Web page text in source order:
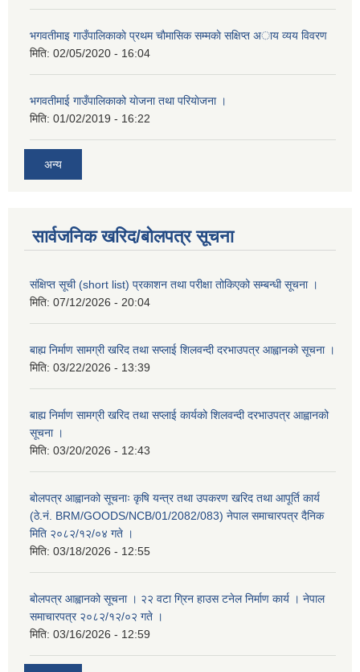
भगवतीमाइ गाउँपालिकाकाे प्रथम चाैमासिक सम्मकाे सक्षिप्त अाय व्यय विवरण
मिति: 02/05/2020 - 16:04
भगवतीमाई गाउँपालिकाको याेजना तथा परियाेजना ।
मिति: 01/02/2019 - 16:22
अन्य
सार्वजनिक खरिद/बोलपत्र सूचना
संक्षिप्त सूची (short list) प्रकाशन तथा परीक्षा तोकिएको सम्बन्धी सूचना ।
मिति: 07/12/2026 - 20:04
बाह्य निर्माण सामग्री खरिद तथा सप्लाई शिलवन्दी दरभाउपत्र आह्वानको सूचना ।
मिति: 03/22/2026 - 13:39
बाह्य निर्माण सामग्री खरिद तथा सप्लाई कार्यको शिलवन्दी दरभाउपत्र आह्वानको
सूचना ।
मिति: 03/20/2026 - 12:43
बोलपत्र आह्वानको सूचनाः कृषि यन्त्र तथा उपकरण खरिद तथा आपूर्ति कार्य
(ठे.नं. BRM/GOODS/NCB/01/2082/083) नेपाल समाचारपत्र दैनिक
मिति २०८२/१२/०४ गते ।
मिति: 03/18/2026 - 12:55
बोलपत्र आह्वानको सूचना । २२ वटा ग्रिन हाउस टनेल निर्माण कार्य । नेपाल
समाचारपत्र २०८२/१२/०२ गते ।
मिति: 03/16/2026 - 12:59